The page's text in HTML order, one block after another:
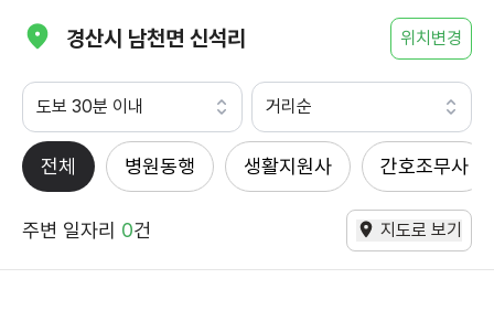
경산시 남천면 신석리 위치변경
도보 30분 이내 거리순
전체 병원동행 생활지원사 간호조무사
주변 일자리 0건 지도로 보기